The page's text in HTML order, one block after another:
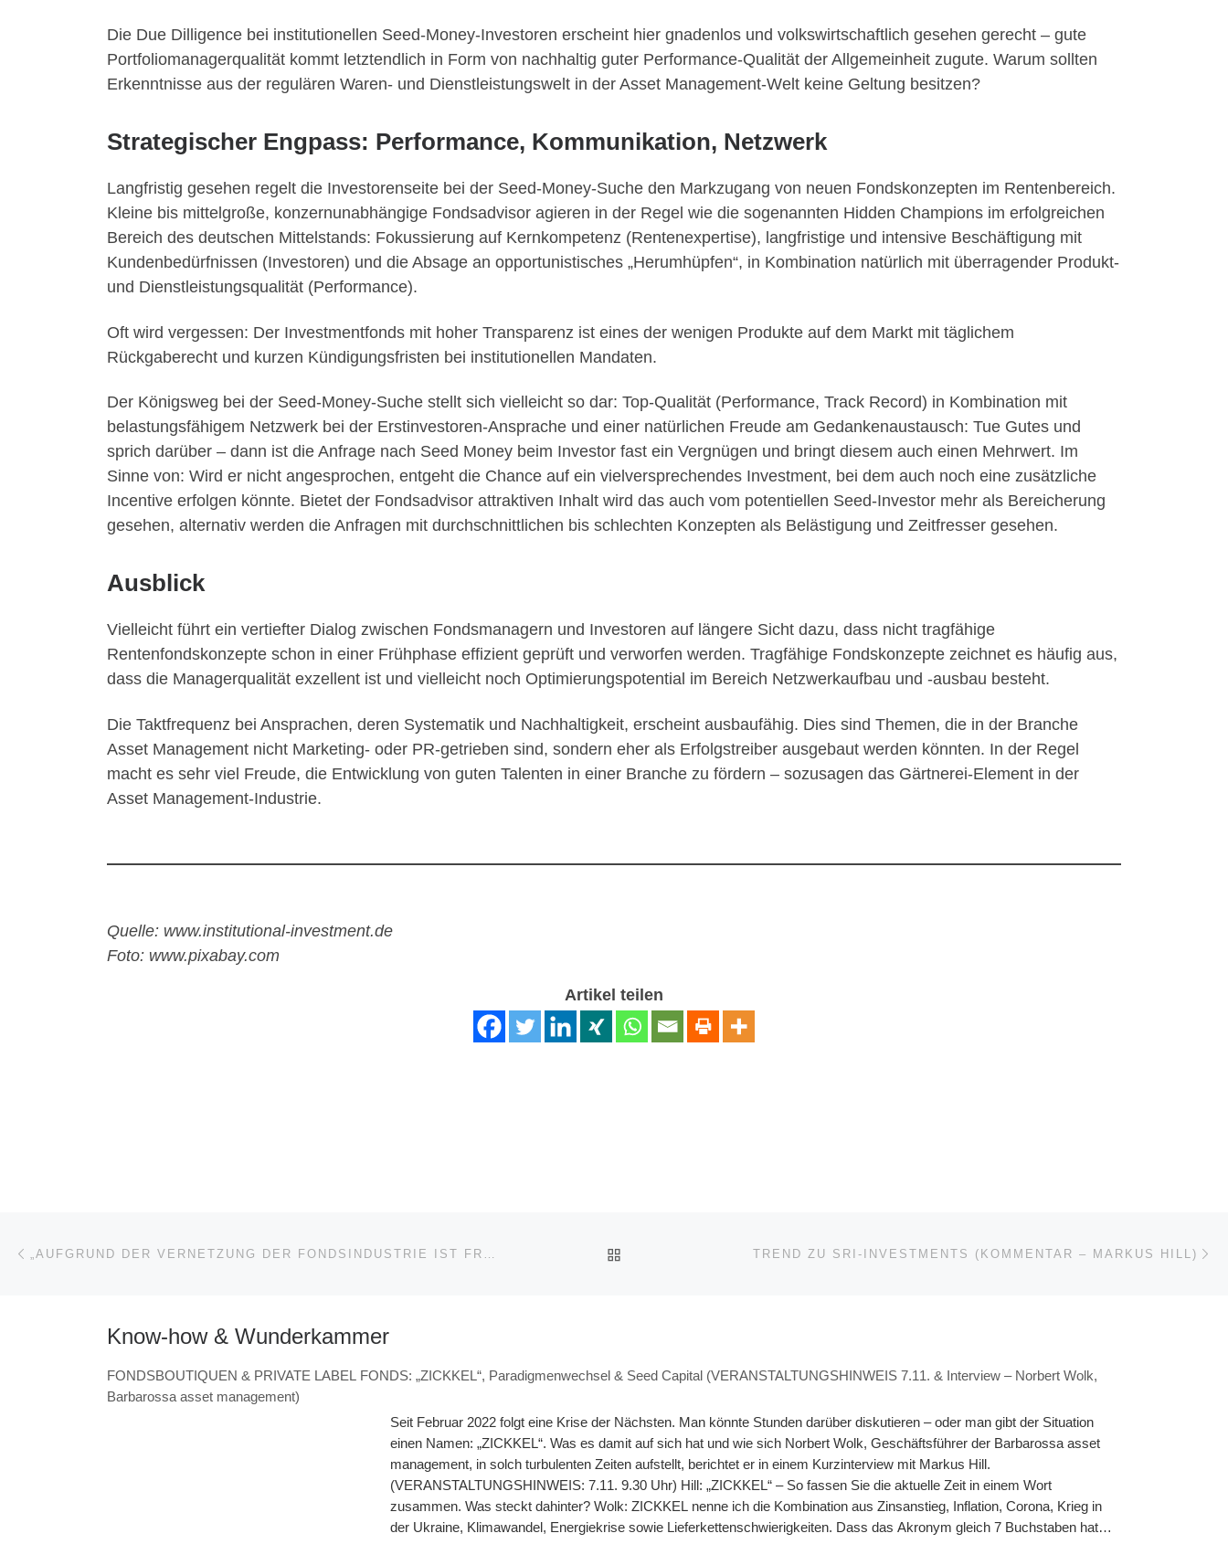
Die Due Dilligence bei institutionellen Seed-Money-Investoren erscheint hier gnadenlos und volkswirtschaftlich gesehen gerecht – gute
Portfoliomanagerqualität kommt letztendlich in Form von nachhaltig guter Performance-Qualität der Allgemeinheit zugute. Warum sollten
Erkenntnisse aus der regulären Waren- und Dienstleistungswelt in der Asset Management-Welt keine Geltung besitzen?
Strategischer Engpass: Performance, Kommunikation, Netzwerk
Langfristig gesehen regelt die Investorenseite bei der Seed-Money-Suche den Markzugang von neuen Fondskonzepten im Rentenbereich.
Kleine bis mittelgroße, konzernunabhängige Fondsadvisor agieren in der Regel wie die sogenannten Hidden Champions im erfolgreichen
Bereich des deutschen Mittelstands: Fokussierung auf Kernkompetenz (Rentenexpertise), langfristige und intensive Beschäftigung mit
Kundenbedürfnissen (Investoren) und die Absage an opportunistisches „Herumhüpfen“, in Kombination natürlich mit überragender Produkt-
und Dienstleistungsqualität (Performance).
Oft wird vergessen: Der Investmentfonds mit hoher Transparenz ist eines der wenigen Produkte auf dem Markt mit täglichem
Rückgaberecht und kurzen Kündigungsfristen bei institutionellen Mandaten.
Der Königsweg bei der Seed-Money-Suche stellt sich vielleicht so dar: Top-Qualität (Performance, Track Record) in Kombination mit
belastungsfähigem Netzwerk bei der Erstinvestoren-Ansprache und einer natürlichen Freude am Gedankenaustausch: Tue Gutes und
sprich darüber – dann ist die Anfrage nach Seed Money beim Investor fast ein Vergnügen und bringt diesem auch einen Mehrwert. Im
Sinne von: Wird er nicht angesprochen, entgeht die Chance auf ein vielversprechendes Investment, bei dem auch noch eine zusätzliche
Incentive erfolgen könnte. Bietet der Fondsadvisor attraktiven Inhalt wird das auch vom potentiellen Seed-Investor mehr als Bereicherung
gesehen, alternativ werden die Anfragen mit durchschnittlichen bis schlechten Konzepten als Belästigung und Zeitfresser gesehen.
Ausblick
Vielleicht führt ein vertiefter Dialog zwischen Fondsmanagern und Investoren auf längere Sicht dazu, dass nicht tragfähige
Rentenfondskonzepte schon in einer Frühphase effizient geprüft und verworfen werden. Tragfähige Fondskonzepte zeichnet es häufig aus,
dass die Managerqualität exzellent ist und vielleicht noch Optimierungspotential im Bereich Netzwerkaufbau und -ausbau besteht.
Die Taktfrequenz bei Ansprachen, deren Systematik und Nachhaltigkeit, erscheint ausbaufähig. Dies sind Themen, die in der Branche
Asset Management nicht Marketing- oder PR-getrieben sind, sondern eher als Erfolgstreiber ausgebaut werden könnten. In der Regel
macht es sehr viel Freude, die Entwicklung von guten Talenten in einer Branche zu fördern – sozusagen das Gärtnerei-Element in der
Asset Management-Industrie.
Quelle: www.institutional-investment.de
Foto: www.pixabay.com
Artikel teilen
Beitragsnavigation ZURÜCK ZUR BEITRAGSLISTETREND ZU SRI-INVESTMENTS (KOMMENTAR – MARKUS HILL)
Know-how & Wunderkammer
FONDSBOUTIQUEN & PRIVATE LABEL FONDS: „ZICKKEL“, Paradigmenwechsel & Seed Capital (VERANSTALTUNGSHINWEIS 7.11. & Interview – Norbert Wolk,
Barbarossa asset management)
Seit Februar 2022 folgt eine Krise der Nächsten. Man könnte Stunden darüber diskutieren – oder man gibt der Situation
einen Namen: „ZICKKEL“. Was es damit auf sich hat und wie sich Norbert Wolk, Geschäftsführer der Barbarossa asset
management, in solch turbulenten Zeiten aufstellt, berichtet er in einem Kurzinterview mit Markus Hill.
(VERANSTALTUNGSHINWEIS: 7.11. 9.30 Uhr) Hill: „ZICKKEL“ – So fassen Sie die aktuelle Zeit in einem Wort
zusammen. Was steckt dahinter? Wolk: ZICKKEL nenne ich die Kombination aus Zinsanstieg, Inflation, Corona, Krieg in
der Ukraine, Klimawandel, Energiekrise sowie Lieferkettenschwierigkeiten. Dass das Akronym gleich 7 Buchstaben hat